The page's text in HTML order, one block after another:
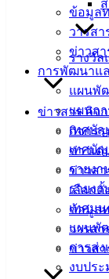
ข้อมูล
วารสา
ข่าวส
การพัฒนาแ
แผนพั
แผนกา
เทศบั
เทศบัญ
รายงา
รายง
เทศมน
แผนพั
การส่
งบปร
รางวั
ข่าวสาร กิจ
กิจกร
ข่าวเด่
ข่าวส
เลือกตั้
ข้อมูล
วารสา
ข่าวส
อ.เมือง จ.ชลบุรี
038-
142-100-104
บริการ
ประชาชน
ดาวน์โหลด
แบบ
ฟอร์ม,
เอกสาร
คู่มือ